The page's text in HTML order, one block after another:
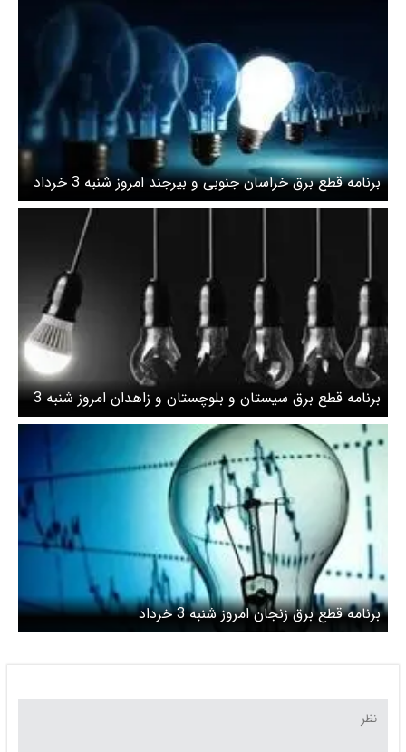
برنامه قطع برق خراسان جنوبی و بیرجند امروز شنبه 3 خرداد
برنامه قطع برق سیستان و بلوچستان و زاهدان امروز شنبه 3
خرداد
برنامه قطع برق زنجان امروز شنبه 3 خرداد